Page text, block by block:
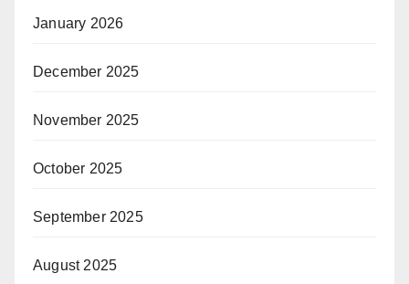
January 2026
December 2025
November 2025
October 2025
September 2025
August 2025